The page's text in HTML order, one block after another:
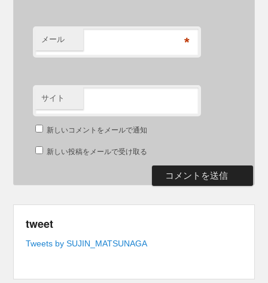
メール *
サイト
新しいコメントをメールで通知
新しい投稿をメールで受け取る
tweet
Tweets by SUJIN_MATSUNAGA